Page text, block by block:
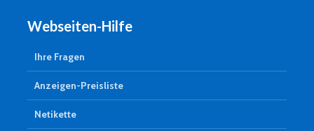
Webseiten-Hilfe
Ihre Fragen
Anzeigen-Preisliste
Netikette